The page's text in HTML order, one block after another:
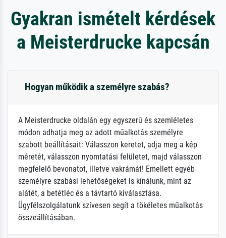
Gyakran ismételt kérdések
a Meisterdrucke kapcsán
Hogyan működik a személyre szabás?
A Meisterdrucke oldalán egy egyszerű és szemléletes
módon adhatja meg az adott műalkotás személyre
szabott beállításait: Válasszon keretet, adja meg a kép
méretét, válasszon nyomtatási felületet, majd válasszon
megfelelő bevonatot, illetve vakrámát! Emellett egyéb
személyre szabási lehetőségeket is kínálunk, mint az
alátét, a betétléc és a távtartó kiválasztása.
Ügyfélszolgálatunk szívesen segít a tökéletes műalkotás
összeállításában.